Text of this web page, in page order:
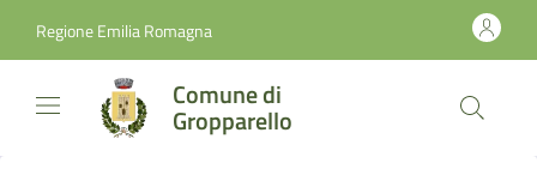
Regione Emilia Romagna
Comune di
Gropparello